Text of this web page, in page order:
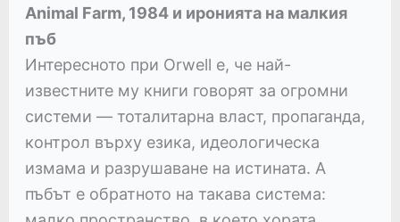
Animal Farm, 1984 и иронията на малкия
пъб
Интересното при Orwell е, че най-
известните му книги говорят за огромни
системи — тоталитарна власт, пропаганда,
контрол върху езика, идеологическа
измама и разрушаване на истината. А
пъбът е обратното на такава система: